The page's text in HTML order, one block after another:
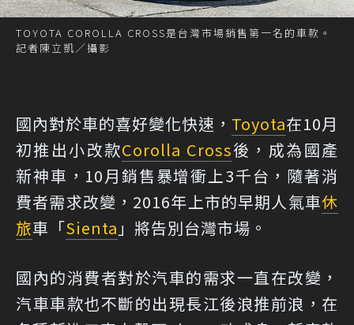
TOYOTA COROLLA CROSS是台灣市場銷售第一名的車款。
記者陳立凱／攝影
國內對於車的喜好變化快速， Toyota在10月
初推出小改款Corolla Cross後，成為國產
新神車，10月銷售暴增衝上3千台，隨著消
費者需求改變，2016年上市的早期人氣車休
旅車「Sienta 」將告別台灣市場。
國內的消費者對於汽車的需求一直在改變，
汽車車款也不斷的出現長江後浪推前浪，在